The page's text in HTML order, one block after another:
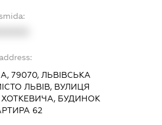
79070, ЛЬВІВСЬКА
ЛЬВІВ, ВУЛИЦЯ
ХОТКЕВИЧА, БУДИНОК
62